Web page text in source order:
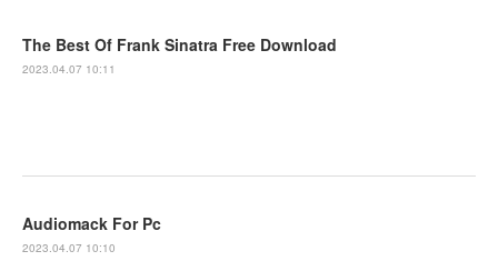
The Best Of Frank Sinatra Free Download
2023.04.07 10:11
Audiomack For Pc
2023.04.07 10:10